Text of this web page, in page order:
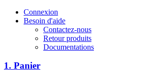
Connexion
Besoin d'aide
Contactez-nous
Retour produits
Documentations
1. Panier